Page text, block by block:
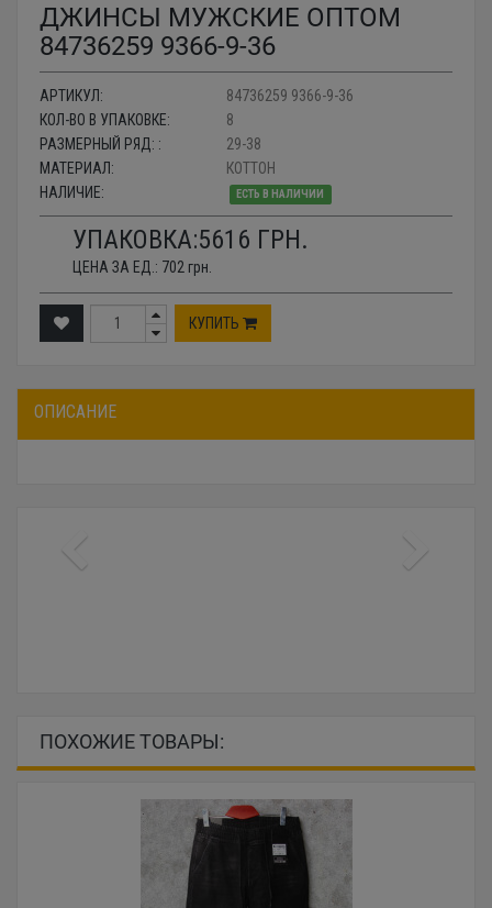
ДЖИНСЫ МУЖСКИЕ ОПТОМ
84736259 9366-9-36
АРТИКУЛ:
84736259 9366-9-36
КОЛ-ВО В УПАКОВКЕ:
8
РАЗМЕРНЫЙ РЯД: :
29-38
МАТЕРИАЛ:
КОТТОН
НАЛИЧИЕ:
ЕСТЬ В НАЛИЧИИ
УПАКОВКА:5616 ГРН.
ЦЕНА ЗА ЕД.: 702 грн.
КУПИТЬ
ОПИСАНИЕ
ПОХОЖИЕ ТОВАРЫ: